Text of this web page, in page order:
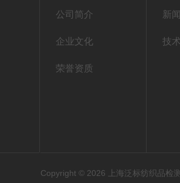
公司简介
企业文化
荣誉资质
新
技
Copyright © 2026 上海泛标纺织品